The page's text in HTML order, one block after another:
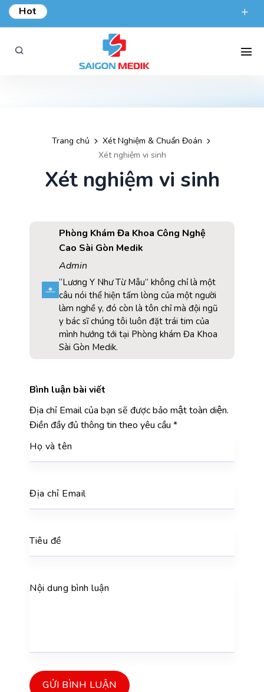
Hot
ƯU ĐÃI KHÁM TỔNG QUÁT TẠI SÀI GÒN MEDIK.
phongkham@saigonmedik.com 19005175
Trang chủ
Xét Nghiệm & Chuẩn Đoán
Xét nghiệm vi sinh
Xét nghiệm vi sinh
Phòng Khám Đa Khoa Công Nghệ
Cao Sài Gòn Medik
Admin
“Lương Y Như Từ Mẫu” không chỉ là một
câu nói thể hiện tấm lòng của một người
làm nghề y, đó còn là tôn chỉ mà đội ngũ
y bác sĩ chúng tôi luôn đặt trái tim của
mình hướng tới tại Phòng khám Đa Khoa
Sài Gòn Medik.
Bình luận bài viết
Địa chỉ Email của bạn sẽ được bảo mật toàn diện.
Điền đầy đủ thông tin theo yêu cầu *
Họ và tên
Địa chỉ Email
Tiêu đề
Nội dung bình luận
GỬI BÌNH LUẬN